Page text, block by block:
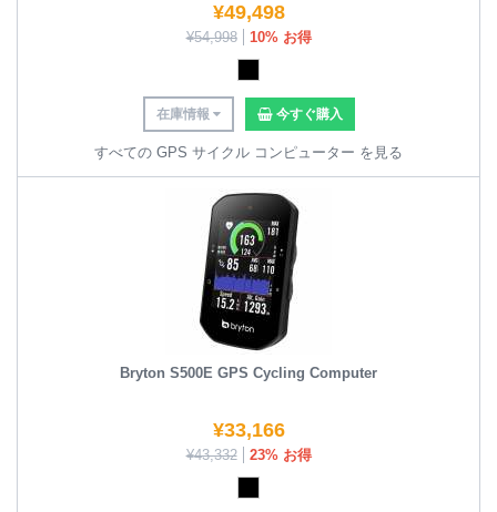
¥49,498
¥54,998 10% お得
在庫情報 今すぐ購入
すべての GPS サイクル コンピューター を見る
Bryton S500E GPS Cycling Computer
¥33,166
¥43,332 23% お得